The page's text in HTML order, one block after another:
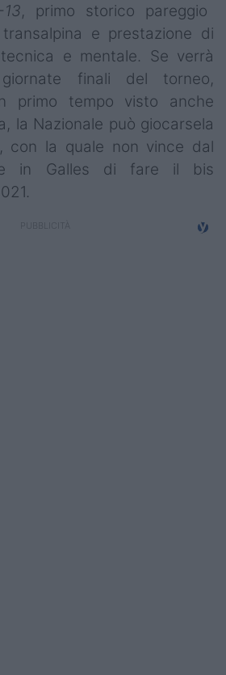
, primo storico pareggio
e prestazione di
e mentale. Se verrà
finali del torneo,
primo tempo visto anche
la Nazionale può giocarsela
con la quale non vince dal
in Galles di fare il bis